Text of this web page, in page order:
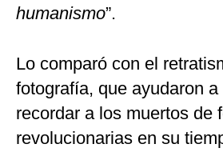
humanismo”.
Lo comparó con el
fotografía, que ayudaron
recordar a los muertos de
revolucionarias en su